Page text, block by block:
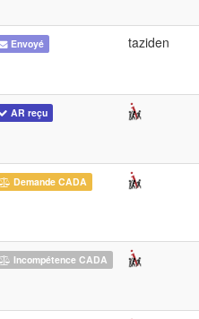
Envoyé taziden
AR reçu
Demande CADA
Incompétence CADA